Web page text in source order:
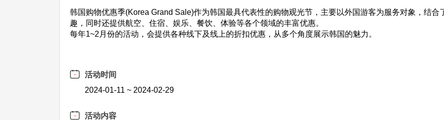
韩国购物优惠季(Korea Grand Sale)作为韩国最具代表性的购物观光节，主要以外国游客为服务对象，结
趣，同时还提供航空、住宿、娱乐、餐饮、体验等各个领域的丰富优惠。
每年1~2月份的活动，会提供各种线下及线上的折扣优惠，从多个角度展示韩国的魅力。
活动时间
2024-01-11 ~ 2024-02-29
活动内容